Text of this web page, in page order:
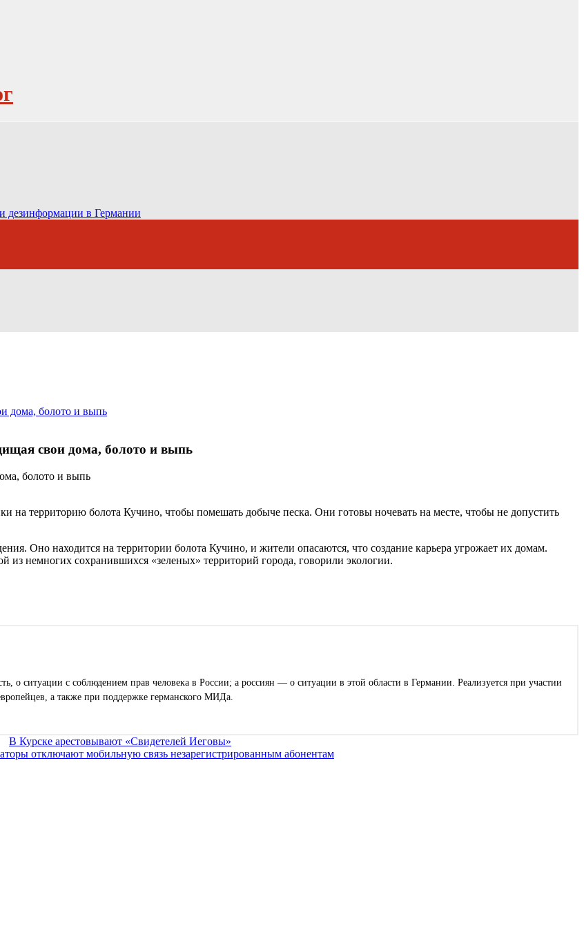
дезинформации в Германии
дома, болото и выпь
свои дома, болото и выпь
на территорию болота Кучино, чтобы помешать добыче песка. Они готовы ночевать на месте, чтобы не допустить
Оно находится на территории болота Кучино, и жители опасаются, что создание карьера угрожает их домам.
из немногих сохранившихся «зеленых» территорий города, говорили экологии.
о ситуации с соблюдением прав человека в России; а россиян — о ситуации в этой области в Германии. Реализуется при участии
а также при поддержке германского МИДа.
В Курске арестовывают «Свидетелей Иеговы»
отключают мобильную связь незарегистрированным абонентам